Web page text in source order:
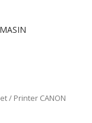
/ Printer CANON